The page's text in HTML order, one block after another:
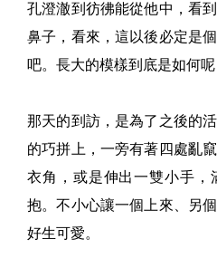
孔澄澈到彷彿能從他中，看
鼻子，看來，這以後必定是
吧。長大的模樣到底是如何呢
那天的到訪，是為了之後的
的巧拼上，一旁有著四處亂
衣角，或是伸出一雙小手，
抱。不小心讓一個上來、另
好生可愛。